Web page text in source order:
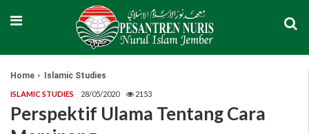
Home Islamic Studies
ISLAMIC STUDIES 28/05/2020 2153
Perspektif Ulama Tentang Cara